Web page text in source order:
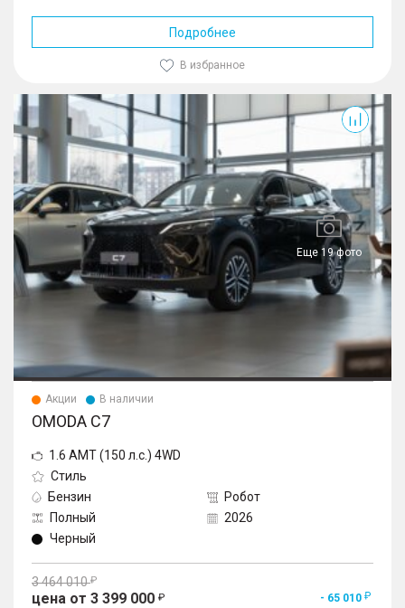
Подробнее
В избранное
Еще 19 фото
Акции В наличии
OMODA C7
1.6 AMT (150 л.с.) 4WD
Стиль
Бензин
Робот
Полный
2026
Черный
3 464 010
цена от 3 399 000
- 65 010